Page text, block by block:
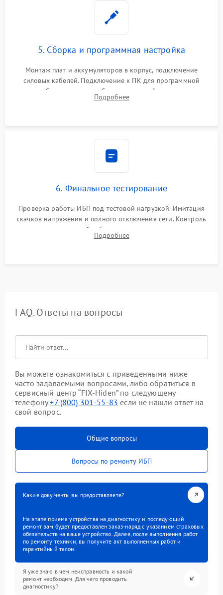
5. Сборка и программная настройка
Монтаж плат и аккумуляторов в корпус, подключение
силовых кабелей. Подключение к ПК для программной
калибровки констант батареи, настройки порогов
срабатывания AVR и сброса счетчиков старения АКБ.
Подробнее
6. Финальное тестирование
Проверка работы ИБП под тестовой нагрузкой. Имитация
скачков напряжения и полного отключения сети. Контроль
времени автономной работы, температурного режима и
корректности формы выходного сигнала.
Подробнее
FAQ. Ответы на вопросы
Вы можете ознакомиться с приведенными ниже
часто задаваемыми вопросами, либо обратиться в
сервисный центр “FIX-Hiden” по следующему
телефону+7 (800) 301-55-83 если не нашли ответ на
свой вопрос.
Общие вопросы
Вопросы по ремонту ИБП
Какие документы вы предоставляете?
На этапе приема устройства на диагностику и последующий
ремонт вам будет предоставлен заказ-наряд с указанием страховых
обязательств на ваше устройство. Далее, после выполнения работ
по ремонту техники, вы получите акт выполненных работ и
гарантийный талон.
Я уже знаю в чем неисправность и какой
ремонт необходим. Для чего проводить
диагностику?